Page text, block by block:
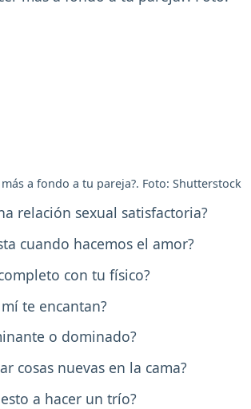
a fondo a tu pareja?. Foto: Shutterstock
relación sexual satisfactoria?
cuando hacemos el amor?
con tu físico?
te encantan?
o dominado?
cosas nuevas en la cama?
a hacer un trío?